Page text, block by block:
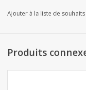
Ajouter à la liste de souhaits
Produits